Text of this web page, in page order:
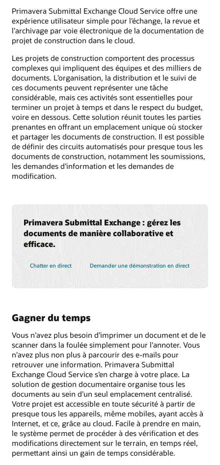
Primavera Submittal Exchange Cloud Service offre une
expérience utilisateur simple pour l’échange, la revue et
l’archivage par voie électronique de la documentation de
projet de construction dans le cloud.
Les projets de construction comportent des processus
complexes qui impliquent des équipes et des milliers de
documents. L’organisation, la distribution et le suivi de
ces documents peuvent représenter une tâche
considérable, mais ces activités sont essentielles pour
terminer un projet à temps et dans le respect du budget,
voire en dessous. Cette solution réunit toutes les parties
prenantes en offrant un emplacement unique où stocker
et partager les documents de construction. Il est possible
de définir des circuits automatisés pour presque tous les
documents de construction, notamment les soumissions,
les demandes d’information et les demandes de
modification.
Primavera Submittal Exchange : gérez les
documents de manière collaborative et
efficace.
Chatter en direct Demander une démonstration en direct
Gagner du temps
Vous n’avez plus besoin d’imprimer un document et de le
scanner dans la foulée simplement pour l'annoter. Vous
n’avez plus non plus à parcourir des e-mails pour
retrouver une information. Primavera Submittal
Exchange Cloud Service s’en charge à votre place. La
solution de gestion documentaire organise tous les
documents au sein d’un seul emplacement centralisé.
Votre projet est accessible en toute sécurité à partir de
presque tous les appareils, même mobiles, ayant accès à
Internet, et ce, grâce au cloud. Facile à prendre en main,
le système permet de procéder à des vérification et des
modifications directement sur le terrain, en temps réel,
permettant ainsi un gain de temps considérable.